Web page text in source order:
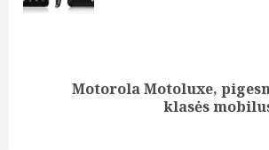
Motorola Motoluxe,
klasės